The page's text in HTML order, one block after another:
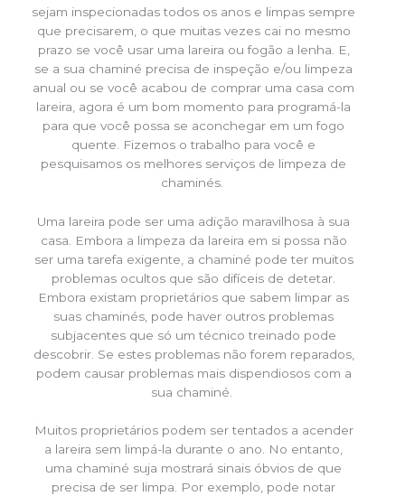
sejam inspecionadas todos os anos e limpas sempre
que precisarem, o que muitas vezes cai no mesmo
prazo se você usar uma lareira ou fogão a lenha. E,
se a sua chaminé precisa de inspeção e/ou limpeza
anual ou se você acabou de comprar uma casa com
lareira, agora é um bom momento para programá-la
para que você possa se aconchegar em um fogo
quente. Fizemos o trabalho para você e
pesquisamos os melhores serviços de limpeza de
chaminés.
Uma lareira pode ser uma adição maravilhosa à sua
casa. Embora a limpeza da lareira em si possa não
ser uma tarefa exigente, a chaminé pode ter muitos
problemas ocultos que são difíceis de detetar.
Embora existam proprietários que sabem limpar as
suas chaminés, pode haver outros problemas
subjacentes que só um técnico treinado pode
descobrir. Se estes problemas não forem reparados,
podem causar problemas mais dispendiosos com a
sua chaminé.
Muitos proprietários podem ser tentados a acender
a lareira sem limpá-la durante o ano. No entanto,
uma chaminé suja mostrará sinais óbvios de que
precisa de ser limpa. Por exemplo, pode notar